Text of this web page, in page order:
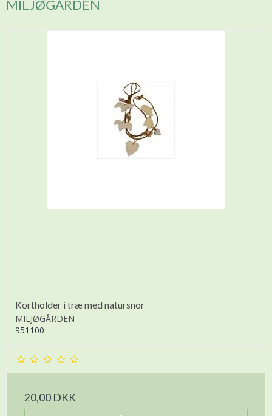
MILJØGÅRDEN
Kortholder i træ med natursnor
MILJØGÅRDEN
951100
20,00 DKK